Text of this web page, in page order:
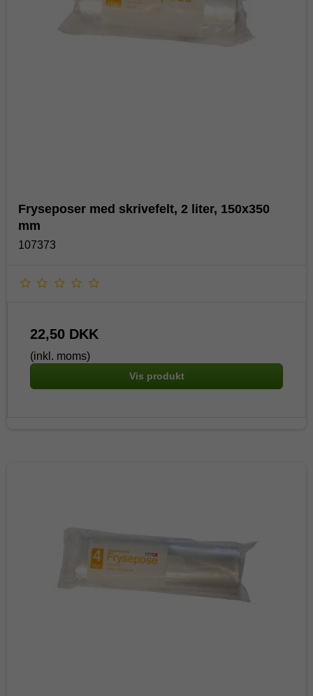
Fryseposer med skrivefelt, 2 liter, 150x350
mm
107373
22,50 DKK
(inkl. moms)
Vis produkt